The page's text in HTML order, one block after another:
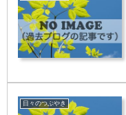
日々のつぶやき